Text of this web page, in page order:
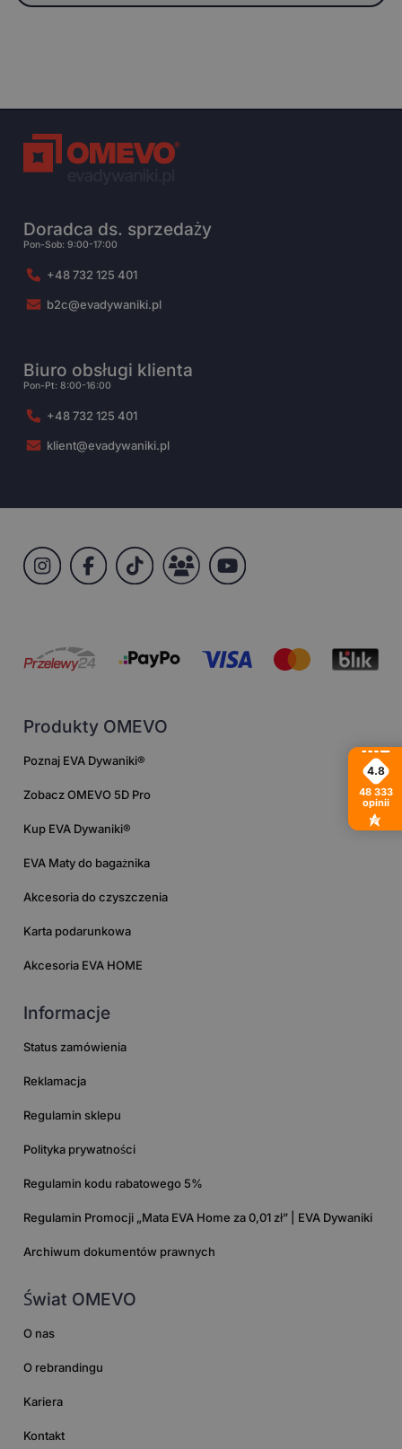
Doradca ds. sprzedaży
Pon-Sob: 9:00-17:00
+48 732 125 401
b2c@evadywaniki.pl
Biuro obsługi klienta
Pon-Pt: 8:00-16:00
+48 732 125 401
klient@evadywaniki.pl
Produkty OMEVO
Poznaj EVA Dywaniki®
Zobacz OMEVO 5D Pro
Kup EVA Dywaniki®
EVA Maty do bagażnika
Akcesoria do czyszczenia
Karta podarunkowa
Akcesoria EVA HOME
Informacje
Status zamówienia
Reklamacja
Regulamin sklepu
Polityka prywatności
Regulamin kodu rabatowego 5%
Regulamin Promocji „Mata EVA Home za 0,01 zł” | EVA Dywaniki
Archiwum dokumentów prawnych
Świat OMEVO
O nas
O rebrandingu
Kariera
Kontakt
4.8
48 333
opinii